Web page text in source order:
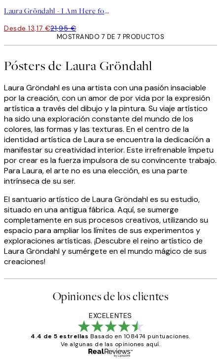
Laura Gröndahl - I Am Here for You Poster
Desde 13,17 €21,95 €
MOSTRANDO 7 DE 7 PRODUCTOS
Pósters de Laura Gröndahl
Laura Gröndahl es una artista con una pasión insaciable
por la creación, con un amor de por vida por la expresión
artística a través del dibujo y la pintura. Su viaje artístico
ha sido una exploración constante del mundo de los
colores, las formas y las texturas. En el centro de la
identidad artística de Laura se encuentra la dedicación a
manifestar su creatividad interior. Este irrefrenable ímpetu
por crear es la fuerza impulsora de su convincente trabajo.
Para Laura, el arte no es una elección, es una parte
intrínseca de su ser.
El santuario artístico de Laura Gröndahl es su estudio,
situado en una antigua fábrica. Aquí, se sumerge
completamente en sus procesos creativos, utilizando su
espacio para ampliar los límites de sus experimentos y
exploraciones artísticas. ¡Descubre el reino artístico de
Laura Gröndahl y sumérgete en el mundo mágico de sus
creaciones!
Opiniones de los clientes
EXCELENTES
4.4 de 5 estrellas Basado en 108474 puntuaciones.
Ve algunas de las opiniones aquí.